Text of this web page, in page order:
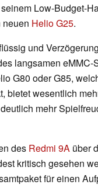
Low-Budget-
neuen Helio G25.
und
langsamen eMMC-
G80 oder G85,
bietet wesentlich
mehr
des Redmi 9A über
kritisch gesehen
für einen